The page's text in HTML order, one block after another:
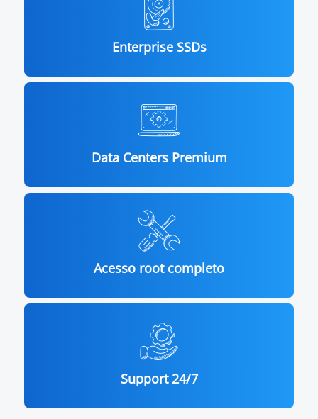
Enterprise SSDs
Data Centers Premium
Acesso root completo
Support 24/7